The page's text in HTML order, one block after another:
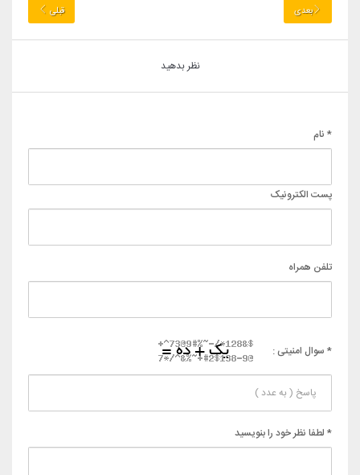
بعدی قبلی
نظر بدهید
* نام
پست الکترونیک
تلفن همراه
* سوال امنیتی :
* لطفا نظر خود را بنویسید